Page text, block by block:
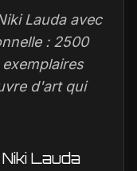
Lauda avec
: 2500
d'art qui
Lauda